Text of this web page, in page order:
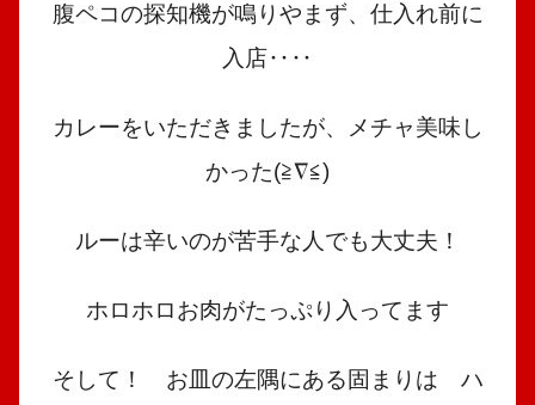
腹ペコの探知機が鳴りやまず、仕入れ前に
入店‥‥
カレーをいただきましたが、メチャ美味し
かった(≧∇≦)
ルーは辛いのが苦手な人でも大丈夫！
ホロホロお肉がたっぷり入ってます
そして！ お皿の左隅にある固まりは ハ